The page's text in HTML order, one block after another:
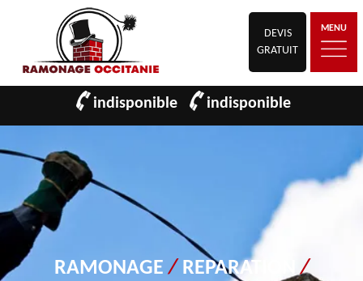
DEVIS
GRATUIT
MENU
indisponible indisponible
RAMONAGE/ REPARATION/